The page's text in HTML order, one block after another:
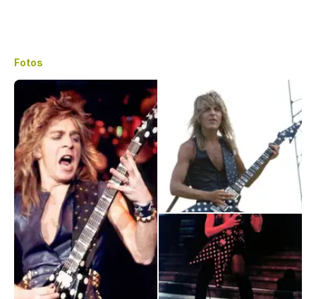
Fotos